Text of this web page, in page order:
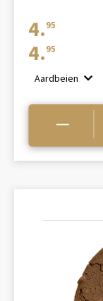
4. 95
4. 95
Aardbeien